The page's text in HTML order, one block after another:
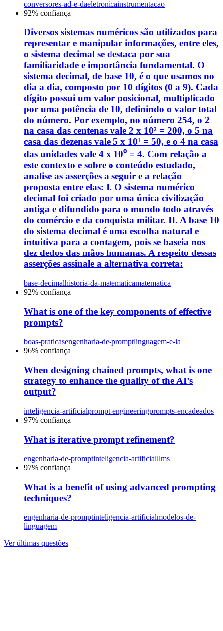
conversores-ad-e-daeletronicainstrumentacao
92% confiança
Diversos sistemas numéricos são utilizados para
representar e manipular informações, entre eles,
o sistema decimal se destaca por sua
familiaridade e importância fundamental. O
sistema decimal, de base 10, é o que usamos no
dia a dia, composto por 10 dígitos (0 a 9). Cada
dígito possui um valor posicional, multiplicado
por uma potência de 10, definindo o valor total
do número. Por exemplo, no número 254, o 2
na casa das centenas vale 2 x 10² = 200, o 5 na
casa das dezenas vale 5 x 10¹ = 50, e o 4 na casa
das unidades vale 4 x 10⁰ = 4. Com relação a
este contexto e sobre o conteúdo estudado,
analise as asserções a seguir e a relação
proposta entre elas: I. O sistema numérico
decimal foi criado por uma única civilização
antiga e difundido para o mundo todo através
do comércio e da conquista militar. II. A base 10
do sistema decimal é uma escolha natural e
intuitiva para a contagem, pois se baseia nos
dez dedos das mãos humanas. A respeito dessas
asserções assinale a alternativa correta:
base-decimalhistoria-da-matematicamatematica
92% confiança
What is one of the key components of effective
prompts?
boas-praticasengenharia-de-promptlinguagem-e-ia
96% confiança
When designing chained prompts, what is one
strategy to enhance the quality of the AI’s
output?
inteligencia-artificialprompt-engineeringprompts-encadeados
97% confiança
What is iterative prompt refinement?
engenharia-de-promptinteligencia-artificialllms
97% confiança
What is a benefit of using advanced prompting
techniques?
engenharia-de-promptinteligencia-artificialmodelos-de-
linguagem
Ver últimas questões